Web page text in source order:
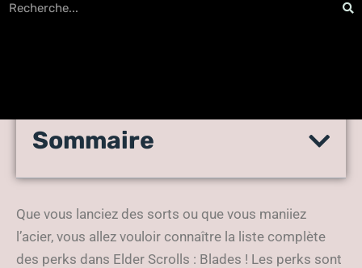
Perks
Sommaire
Que vous lanciez des sorts ou que vous maniiez
l’acier, vous allez vouloir connaître la liste complète
des perks dans Elder Scrolls : Blades ! Les perks sont